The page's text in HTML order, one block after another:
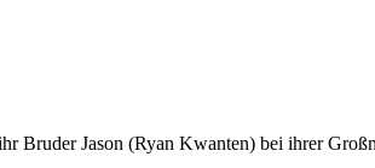
Bruder Jason (Ryan Kwanten) bei ihrer